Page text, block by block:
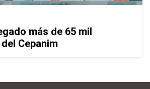
más de 65 mil
Cepanim